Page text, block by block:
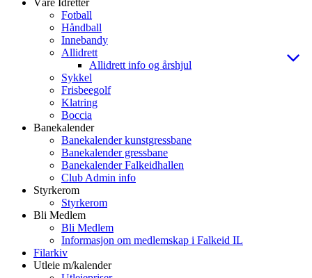
Våre Idretter
Fotball
Håndball
Innebandy
Allidrett
Allidrett info og årshjul
Sykkel
Frisbeegolf
Klatring
Boccia
Banekalender
Banekalender kunstgressbane
Banekalender gressbane
Banekalender Falkeidhallen
Club Admin info
Styrkerom
Styrkerom
Bli Medlem
Bli Medlem
Informasjon om medlemskap i Falkeid IL
Filarkiv
Utleie m/kalender